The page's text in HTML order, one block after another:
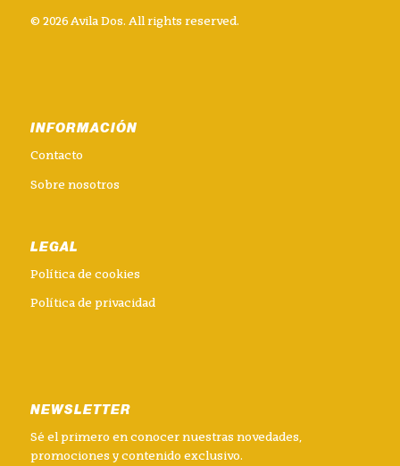
© 2026 Avila Dos. All rights reserved.
INFORMACIÓN
Contacto
Sobre nosotros
LEGAL
Política de cookies
Política de privacidad
NEWSLETTER
Sé el primero en conocer nuestras novedades,
promociones y contenido exclusivo.